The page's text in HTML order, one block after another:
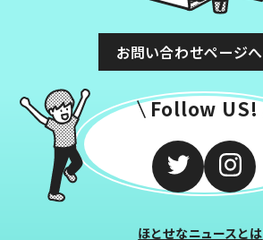
お問い合わせページへ
Follow US!
ほとせなニュースとは